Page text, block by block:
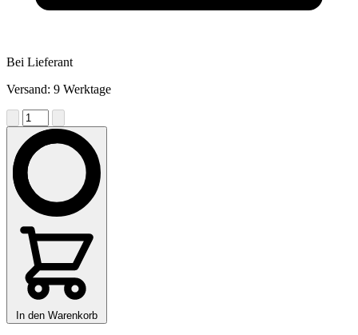
Bei Lieferant
Versand: 9 Werktage
In den Warenkorb